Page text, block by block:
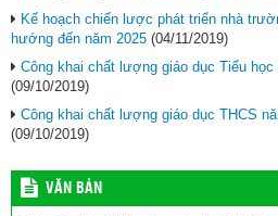
Kế hoạch chiến lược phát triển nhà
hướng đến năm 2025 (04/11/2019)
Công khai chất lượng giáo dục Tiểu học
(09/10/2019)
Công khai chất lượng giáo dục THCS
(09/10/2019)
VĂN BẢN